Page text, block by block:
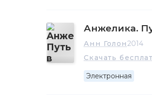
Анжелика.
Анн Голон2014
Скачать
Электронная